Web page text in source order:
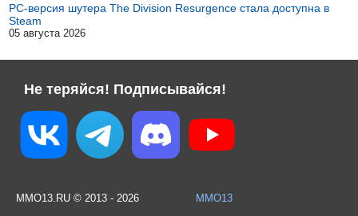
PC-версия шутера The Division Resurgence стала доступна в
Steam
05 августа 2026
Не теряйся! Подписывайся!
MMO13.RU © 2013 - 2026
MMO13